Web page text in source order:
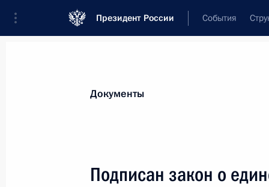
Президент России События
развития
Документы
Подписан закон о